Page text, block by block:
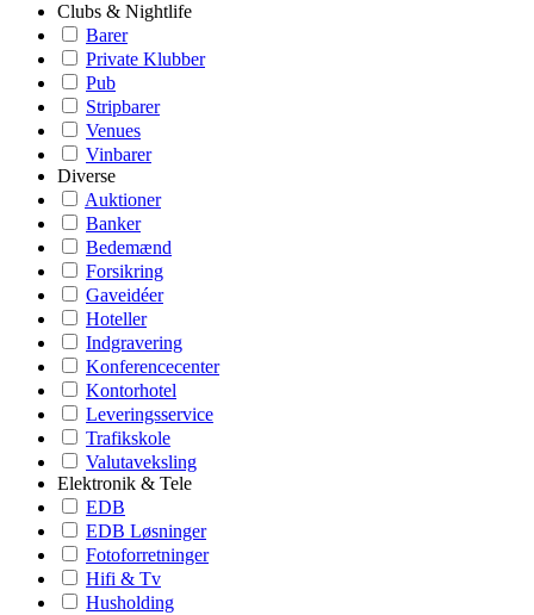
Clubs & Nightlife
Barer
Private Klubber
Pub
Stripbarer
Venues
Vinbarer
Diverse
Auktioner
Banker
Bedemænd
Forsikring
Gaveidéer
Hoteller
Indgravering
Konferencecenter
Kontorhotel
Leveringsservice
Trafikskole
Valutaveksling
Elektronik & Tele
EDB
EDB Løsninger
Fotoforretninger
Hifi & Tv
Husholding